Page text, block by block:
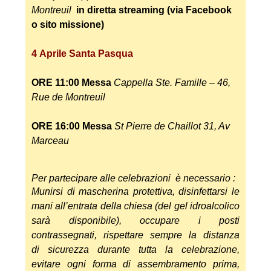
Montreuil in diretta streaming (via Facebook
o sito missione)
4 Aprile Santa Pasqua
ORE 11:00 Messa Cappella Ste. Famille – 46,
Rue de Montreuil
ORE 16:00 Messa St Pierre de Chaillot 31, Av
Marceau
Per partecipare alle celebrazioni è necessario :
Munirsi di mascherina protettiva, disinfettarsi le
mani all’entrata della chiesa (del gel idroalcolico
sarà disponibile), occupare i posti
contrassegnati, rispettare sempre la distanza
di sicurezza durante tutta la celebrazione,
evitare ogni forma di assembramento prima,